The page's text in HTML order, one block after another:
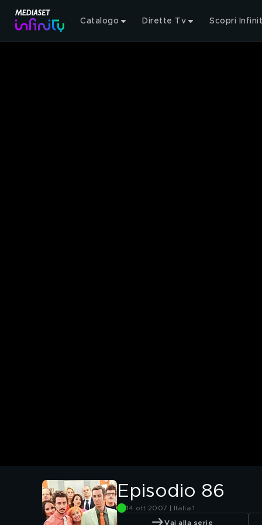
Catalogo Dirette Tv Scopri
Episodio 86
14 ott 2007 | Italia 1
Vai alla serie